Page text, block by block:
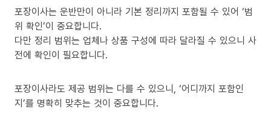
포장이사는 운반만이 아니라 기본 정리까지 포함될 수 있어 ‘범
위 확인’이 중요합니다.
다만 정리 범위는 업체나 상품 구성에 따라 달라질 수 있으니 사
전에 확인이 필요합니다.
포장이사라도 제공 범위는 다를 수 있으니, ‘어디까지 포함인
지’를 명확히 맞추는 것이 중요합니다.